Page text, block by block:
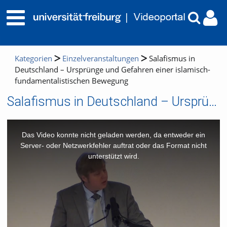
Kategorien Einzelveranstaltungen
Salafismus in
Deutschland – Ursprünge und Gefahren einer islamisch-
fundamentalistischen Bewegung
Salafismus in Deutschland – Ursprünge und Gefahren einer islamisch-fundamentalistischen Bewegung
window.
Das Video konnte nicht geladen werden, da entweder ein
Server- oder Netzwerkfehler auftrat oder das Format nicht
unterstützt wird.